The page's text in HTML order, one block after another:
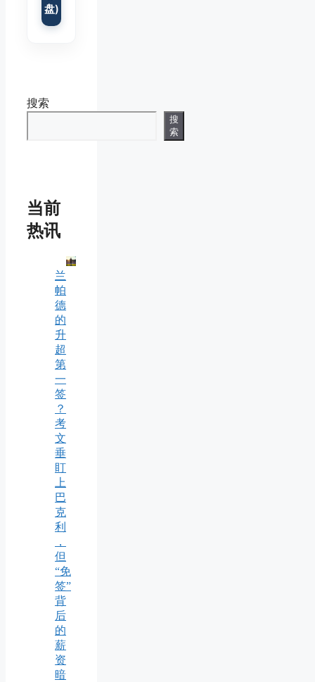
盘)
搜索
搜
索
当前
热讯
兰
帕
德
的
升
超
第
一
签
？
考
文
垂
盯
上
巴
克
利
，
但
“免
签”
背
后
的
薪
资
暗